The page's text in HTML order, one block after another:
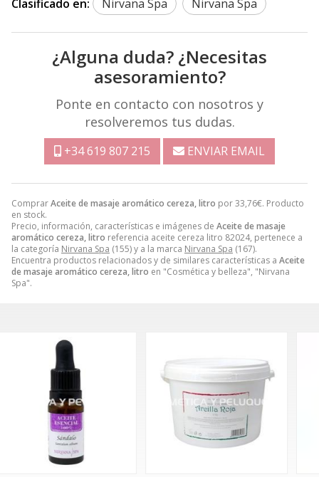
ComprarAceite de masaje aromático cereza, litro por33,76€. Producto
en stock.
Precio, información, características e imágenes de Aceite de masaje
aromático cereza, litro referencia aceite cereza litro 82024, pertenece a
la categoría Nirvana Spa (155) y a la marca Nirvana Spa (167).
Encuentra productos relacionados y de similares características a Aceite
de masaje aromático cereza, litro en "Cosmética y belleza", "Nirvana
Spa".
Clasificado en: Nirvana Spa Nirvana Spa
¿Alguna duda? ¿Necesitas
asesoramiento?
Ponte en contacto con nosotros y
resolveremos tus dudas.
+34 619 807 215 ENVIAR EMAIL